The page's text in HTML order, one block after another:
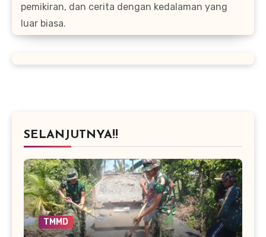
pemikiran, dan cerita dengan kedalaman yang
luar biasa.
SELANJUTNYA!!
TMMD